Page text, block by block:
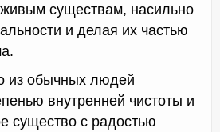
существам, насильно
и делая их частью
из обычных людей
внутренней чистоты и
существо с радостью